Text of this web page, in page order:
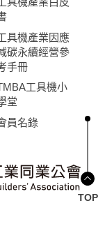
具機產業因應
碳永續經營參
手冊
工具機小
堂
員名錄
TOP